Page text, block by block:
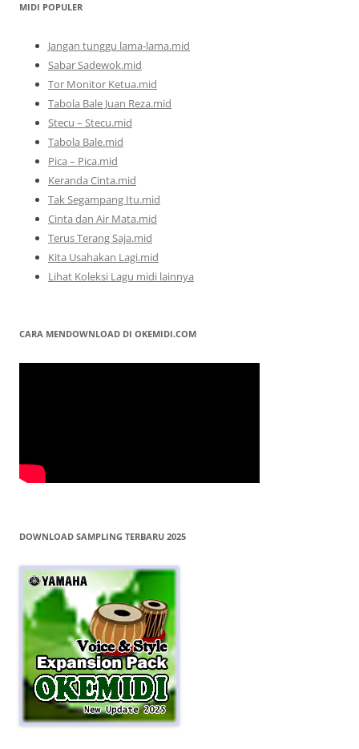
MIDI POPULER
Jangan tunggu lama-lama.mid
Sabar Sadewok.mid
Tor Monitor Ketua.mid
Tabola Bale Juan Reza.mid
Stecu – Stecu.mid
Tabola Bale.mid
Pica – Pica.mid
Keranda Cinta.mid
Tak Segampang Itu.mid
Cinta dan Air Mata.mid
Terus Terang Saja.mid
Kita Usahakan Lagi.mid
Lihat Koleksi Lagu midi lainnya
CARA MENDOWNLOAD DI OKEMIDI.COM
DOWNLOAD SAMPLING TERBARU 2025